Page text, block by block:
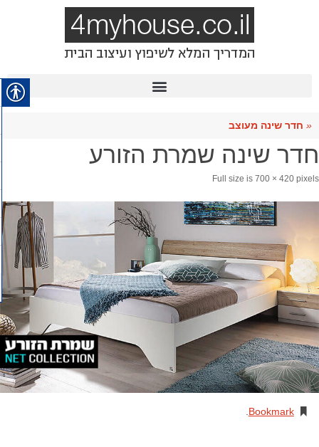
« חדר שינה מעוצב
חדר שינה שמרת הזורע
Full size is 700 × 420 pixels
Bookmark
.